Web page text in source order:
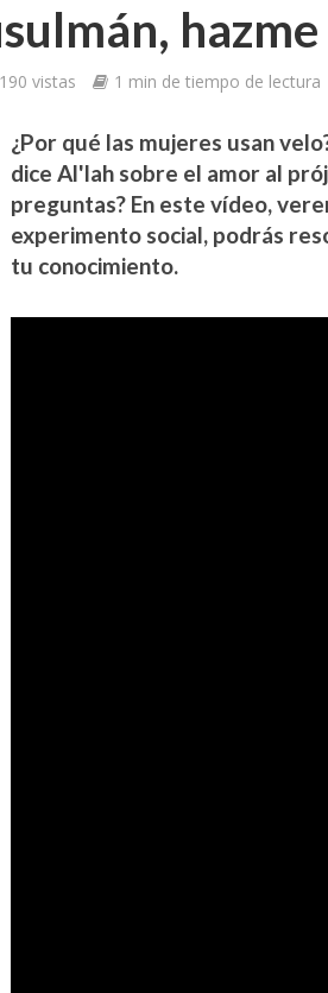
190 vistas 1 min de tiempo de lectura
¿Por qué las mujeres usan
dice Al'lah sobre el amor al
preguntas? En este vídeo,
experimento social, podrás
tu conocimiento.